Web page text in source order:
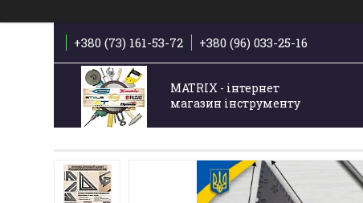
+380 (73) 161-53-72 +380 (96) 033-25-16
MATRIX - інтернет
магазин інструменту